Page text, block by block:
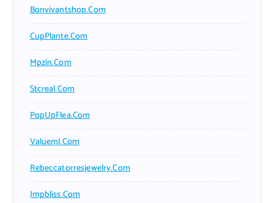
Bonvivantshop.com
CupPlante.com
Mpzin.com
Stcreal.com
PopUpFlea.com
Valueml.com
Rebeccatorresjewelry.com
Jmpbliss.com